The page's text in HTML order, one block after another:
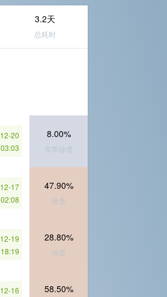
3.2天
总耗时
12-20
03:03
8.00%
非常珍贵
12-17
02:08
47.90%
珍贵
12-19
18:19
28.80%
珍贵
12-16
58.50%